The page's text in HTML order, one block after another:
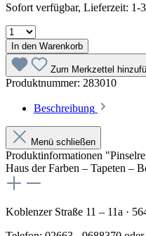
Sofort verfügbar, Lieferzeit: 1-
In den Warenkorb
Zum Merkzettel
Produktnummer: 283010
Beschreibung
Menü schließen
Produktinformationen
Haus der Farben – Tapeten –
Koblenzer Straße 11 – 11a ·